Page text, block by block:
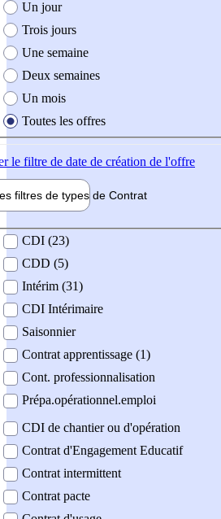
création de l'offre
Un jour
Trois jours
Une semaine
Deux semaines
Un mois
Toutes les offres
le filtre de date de création de l'offre
filtres de types de Contrat
contrat
CDI (23)
CDD (5)
Intérim (31)
CDI Intérimaire
Saisonnier
Contrat apprentissage (1)
Cont. professionnalisation
Prépa.opérationnel.emploi
CDI de chantier ou d'opération
Contrat d'Engagement Educatif
Contrat intermittent
Contrat pacte